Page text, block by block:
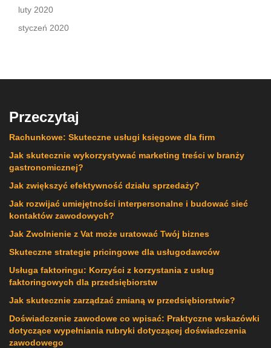
luty 2020
styczeń 2020
Przeczytaj
Rachunkowe: Skuteczne usługi księgowe dla firm
Jak skutecznie wykorzystywać marketing treści w branży
gastronomicznej?
Jak zwiększyć efektywność działu sprzedaży?
Jak rozwijać umiejętności interpersonalne i budować sieć
kontaktów zawodowych?
Jak Zwolnienie z Vat może uratować Twój biznes
Skuteczne strategie pricingowe dla usługodawców
Usługa faktoringu: Korzyści z korzystania z usług
faktoringowych dla przedsiębiorstw
Jak skutecznie zarządzać zmianą w przedsiębiorstwie?
Doświadczenie zawodowe co wpisać: Praktyczne wskazówki
dotyczące wypełniania rubryki dotyczącej doświadczenia
zawodowego